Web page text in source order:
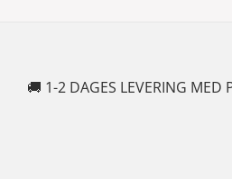
🚚 1-2 DAGES LEVERING MED